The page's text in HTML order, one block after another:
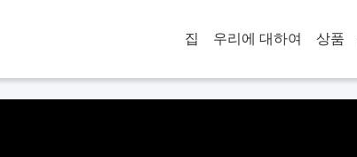
집 우리에 대하여 상품